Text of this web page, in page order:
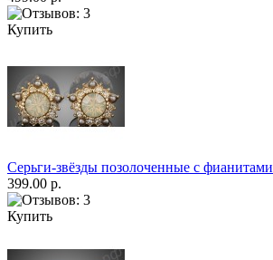
Купить
Серьги-звёзды позолоченные с фианитами
399.00 р.
Купить